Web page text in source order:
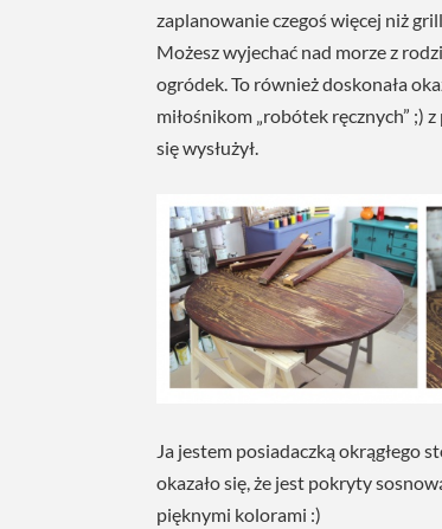
zaplanowanie czegoś więcej niż
Możesz wyjechać nad morze z
ogródek. To również doskonała
miłośnikom „robótek ręcznych” ;)
się wysłużył.
Ja jestem posiadaczką okrągłego
okazało się, że jest pokryty
pięknymi kolorami :)